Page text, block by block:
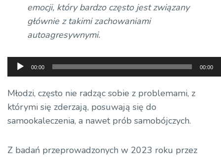
emocji, który bardzo często jest związany
głównie z takimi zachowaniami
autoagresywnymi.
Odtwarzacz
plików
dźwiękowych
00:00 00:00
Młodzi, często nie radząc sobie z problemami, z
którymi się zderzają, posuwają się do
samookaleczenia, a nawet prób samobójczych.
Z badań przeprowadzonych w 2023 roku przez